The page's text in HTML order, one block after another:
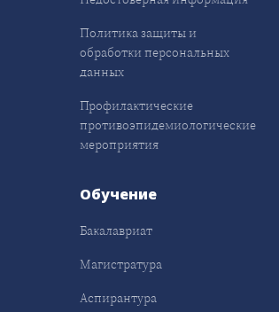
Политика защиты и
обработки персональных
данных
Профилактические
противоэпидемиологические
мероприятия
Обучение
Бакалавриат
Магистратура
Аспирантура